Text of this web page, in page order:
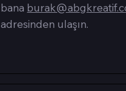
bana
adresinden ulaşın.